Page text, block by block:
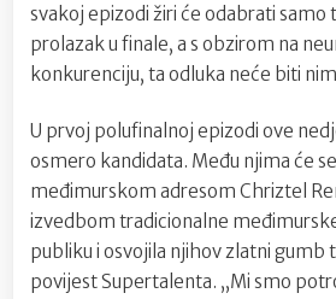
svakoj epizodi žiri će odabrati samo
prolazak u finale, a s obzirom na
konkurenciju, ta odluka neće biti
U prvoj polufinalnoj epizodi ove
osmero kandidata. Među njima će
međimurskom adresom Chriztel
izvedbom tradicionalne
publiku i osvojila njihov zlatni gumb
povijest Supertalenta. „Mi smo